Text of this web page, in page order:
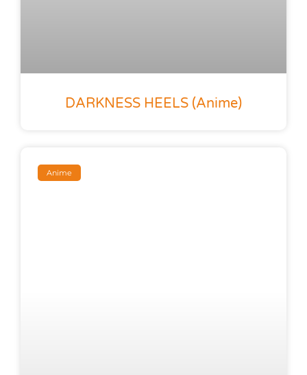
DARKNESS HEELS (anime)
Anime